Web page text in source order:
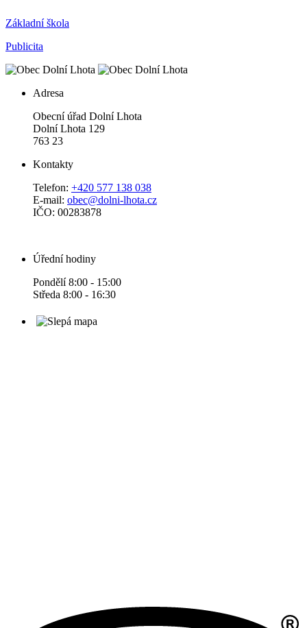
Základní škola
Publicita
Adresa
Obecní úřad Dolní Lhota
Dolní Lhota 129
763 23
Kontakty
Telefon: +420 577 138 038
E-mail: obec@dolni-lhota.cz
IČO: 00283878
Úřední hodiny
Pondělí 8:00 - 15:00
Středa 8:00 - 16:30